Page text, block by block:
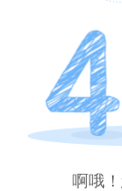
啊哦